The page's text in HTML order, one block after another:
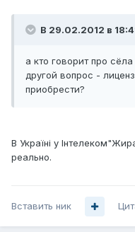
В 29.02.2012 в
а кто говорит про
другой вопрос -
приобрести?
В Україні у
реально.
Вставить ник